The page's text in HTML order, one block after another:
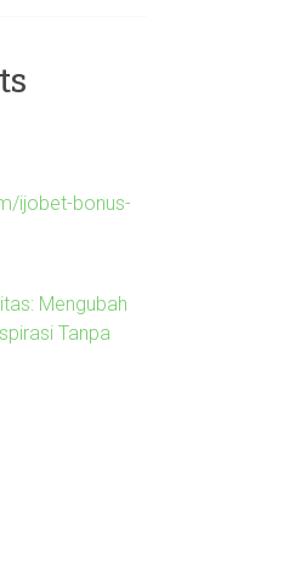
ijobet-bonus-
Mengubah
Tanpa